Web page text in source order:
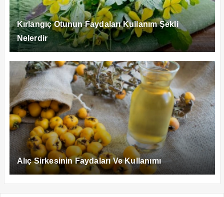
Kırlangıç Otunun Faydaları Kullanım Şekli
Nelerdir
Alıç Sirkesinin Faydaları Ve Kullanımı